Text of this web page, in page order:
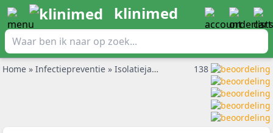
klinimed
Home » Infectiepreventie » Isolatiejassen Beschermjas Barrier
138